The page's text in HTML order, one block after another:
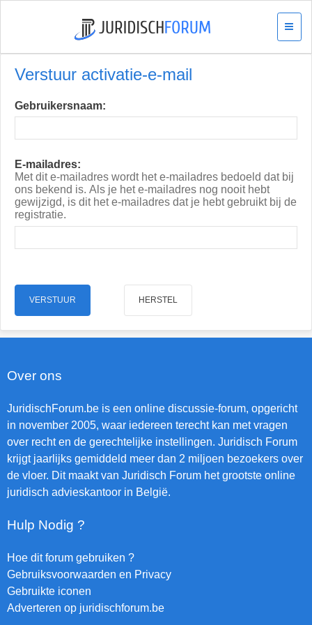
Verstuur activatie-e-mail
Gebruikersnaam:
E-mailadres:
Met dit e-mailadres wordt het e-mailadres bedoeld dat bij
ons bekend is. Als je het e-mailadres nog nooit hebt
gewijzigd, is dit het e-mailadres dat je hebt gebruikt bij de
registratie.
Over ons
JuridischForum.be is een online discussie-forum, opgericht
in november 2005, waar iedereen terecht kan met vragen
over recht en de gerechtelijke instellingen. Juridisch Forum
krijgt jaarlijks gemiddeld meer dan 2 miljoen bezoekers over
de vloer. Dit maakt van Juridisch Forum het grootste online
juridisch advieskantoor in België.
Hulp Nodig ?
Hoe dit forum gebruiken ?
Gebruiksvoorwaarden en Privacy
Gebruikte iconen
Adverteren op juridischforum.be